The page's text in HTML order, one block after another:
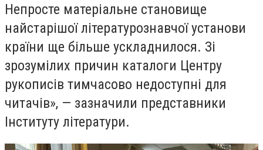
Непросте матеріальне становище
найстарішої літературознавчої установи
країни ще більше ускладнилося. Зі
зрозумілих причин каталоги Центру
рукописів тимчасово недоступні для
читачів», — зазначили представники
Інституту літератури.